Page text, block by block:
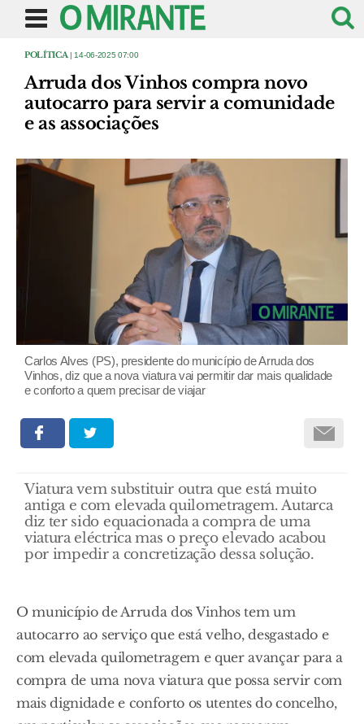
POLÍTICA | 14-06-2025 07:00
Arruda dos Vinhos compra novo
autocarro para servir a comunidade
e as associações
Carlos Alves (PS), presidente do município de Arruda dos
Vinhos, diz que a nova viatura vai permitir dar mais qualidade
e conforto a quem precisar de viajar
Viatura vem substituir outra que está muito
antiga e com elevada quilometragem. Autarca
diz ter sido equacionada a compra de uma
viatura eléctrica mas o preço elevado acabou
por impedir a concretização dessa solução.
O município de Arruda dos Vinhos tem um
autocarro ao serviço que está velho, desgastado e
com elevada quilometragem e quer avançar para a
compra de uma nova viatura que possa servir com
mais dignidade e conforto os utentes do concelho,